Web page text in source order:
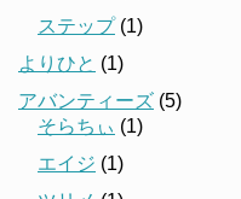
ステップ(1)
よりひと (1)
アバンティーズ (5)
そらちぃ (1)
エイジ (1)